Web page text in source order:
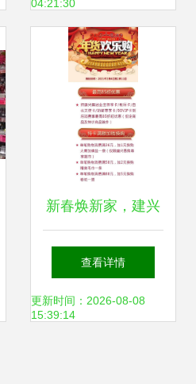
04:21:30
新春焕新家，建兴
易购家电盛宴线上
线下同步开启
查看详情
更新时间：2026-08-08
15:39:14